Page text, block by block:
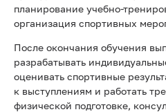
планирование учебно-
организация спортивных
После окончания обучения
разрабатывать
оценивать спортивные
к выступлениям и работать
физической подготовке,